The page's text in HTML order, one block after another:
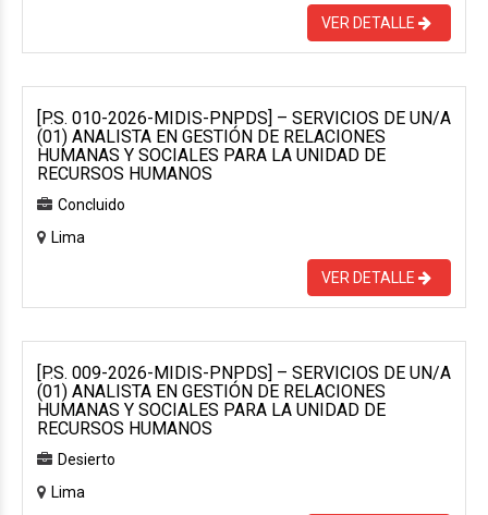
VER DETALLE
[P.S. 010-2026-MIDIS-PNPDS] – SERVICIOS DE UN/A
(01) ANALISTA EN GESTIÓN DE RELACIONES
HUMANAS Y SOCIALES PARA LA UNIDAD DE
RECURSOS HUMANOS
Concluido
Lima
VER DETALLE
[P.S. 009-2026-MIDIS-PNPDS] – SERVICIOS DE UN/A
(01) ANALISTA EN GESTIÓN DE RELACIONES
HUMANAS Y SOCIALES PARA LA UNIDAD DE
RECURSOS HUMANOS
Desierto
Lima